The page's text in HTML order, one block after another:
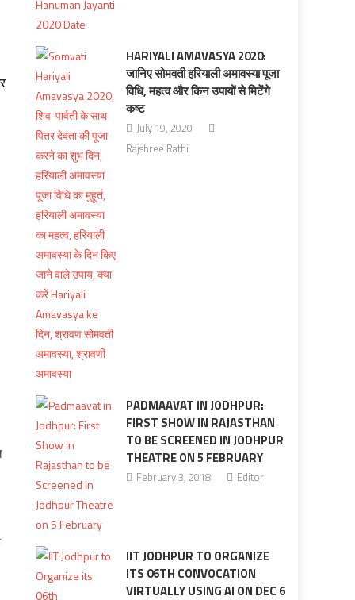
HARIYALI AMAVASYA 2020:
जानिए सोमवती हरियाली अमावस्या पूजा
विधि, महत्व और किन उपायों से मिटेंगे
कष्ट
July 19, 2020
Rajshree Rathi
PADMAAVAT IN JODHPUR:
FIRST SHOW IN RAJASTHAN
TO BE SCREENED IN JODHPUR
THEATRE ON 5 FEBRUARY
February 3, 2018 Editor
IIT JODHPUR TO ORGANIZE
ITS 06TH CONVOCATION
VIRTUALLY USING AI ON DEC 6